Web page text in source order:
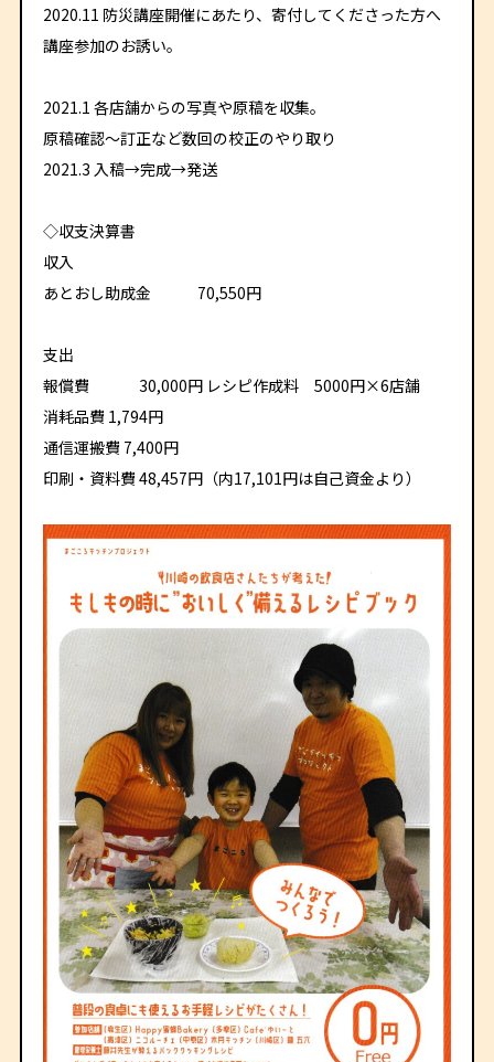
2020.11 防災講座開催にあたり、寄付してくださった方へ
講座参加のお誘い。
2021.1 各店舗からの写真や原稿を収集。
原稿確認～訂正など数回の校正のやり取り
2021.3 入稿→完成→発送
◇収支決算書
収入
あとおし助成金 70,550円
支出
報償費 30,000円 レシピ作成料 5000円×6店舗
消耗品費 1,794円
通信運搬費 7,400円
印刷・資料費 48,457円（内17,101円は自己資金より）